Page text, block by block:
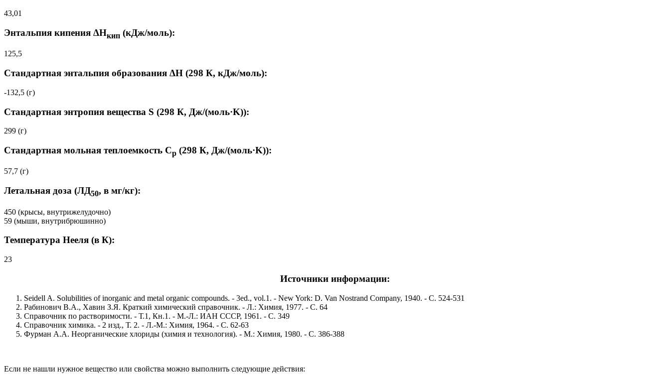
43,01
Энтальпия кипения ΔHкип (кДж/моль):
125,5
Стандартная энтальпия образования ΔH (298 К, кДж/моль):
-132,5 (г)
Стандартная энтропия вещества S (298 К, Дж/(моль·K)):
299 (г)
Стандартная мольная теплоемкость Cp (298 К, Дж/(моль·K)):
57,7 (г)
Летальная доза (ЛД50, в мг/кг):
450 (крысы, внутрижелудочно)
59 (мыши, внутрибрюшинно)
Температура Нееля (в К):
23
Источники информации:
Seidell A. Solubilities of inorganic and metal organic compounds. - 3ed., vol.1. - New York: D. Van Nostrand Company, 1940. - С. 524-531
Рабинович В.А., Хавин З.Я. Краткий химический справочник. - Л.: Химия, 1977. - С. 64
Справочник по растворимости. - Т.1, Кн.1. - М.-Л.: ИАН СССР, 1961. - С. 349
Справочник химика. - 2 изд., Т. 2. - Л.-М.: Химия, 1964. - С. 62-63
Фурман А.А. Неорганические хлориды (химия и технология). - М.: Химия, 1980. - С. 386-388
Если не нашли нужное вещество или свойства можно выполнить следующие действия: